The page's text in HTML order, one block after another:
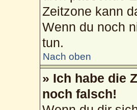
Zeitzone kann
Wenn du noch
tun.
Nach oben
» Ich habe die
noch falsch!